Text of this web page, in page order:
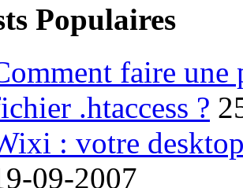
Populaires
faire une
.htaccess ?
: votre
09-2007